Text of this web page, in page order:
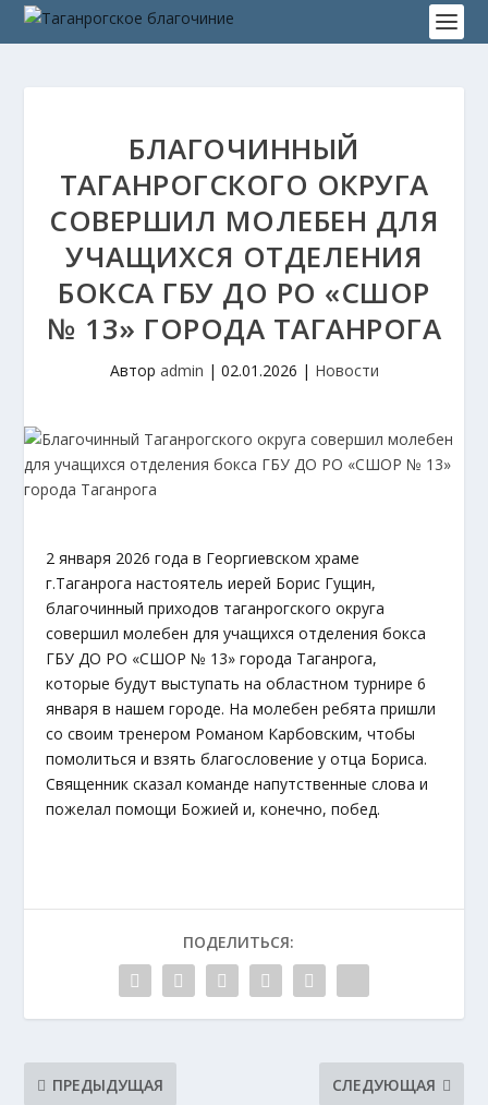
БЛАГОЧИННЫЙ
ТАГАНРОГСКОГО ОКРУГА
СОВЕРШИЛ МОЛЕБЕН ДЛЯ
УЧАЩИХСЯ ОТДЕЛЕНИЯ
БОКСА ГБУ ДО РО «СШОР
№ 13» ГОРОДА ТАГАНРОГА
Автор admin | 02.01.2026 | Новости
2 января 2026 года в Георгиевском храме
г.Таганрога настоятель иерей Борис Гущин,
благочинный приходов таганрогского округа
совершил молебен для учащихся отделения бокса
ГБУ ДО РО «СШОР № 13» города Таганрога,
которые будут выступать на областном турнире 6
января в нашем городе. На молебен ребята пришли
со своим тренером Романом Карбовским, чтобы
помолиться и взять благословение у отца Бориса.
Священник сказал команде напутственные слова и
пожелал помощи Божией и, конечно, побед.
ПОДЕЛИТЬСЯ:
ПРЕДЫДУЩАЯ СЛЕДУЮЩАЯ